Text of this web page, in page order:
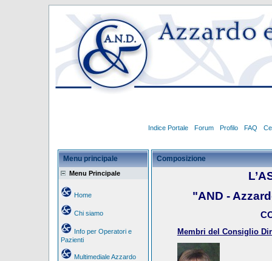
Indice Portale Forum Profilo FAQ
Menu principale
Menu Principale
Home
Chi siamo
Info per Operatori e
Pazienti
Multimediale Azzardo
Composizione
"AND -
Membri del Consiglio